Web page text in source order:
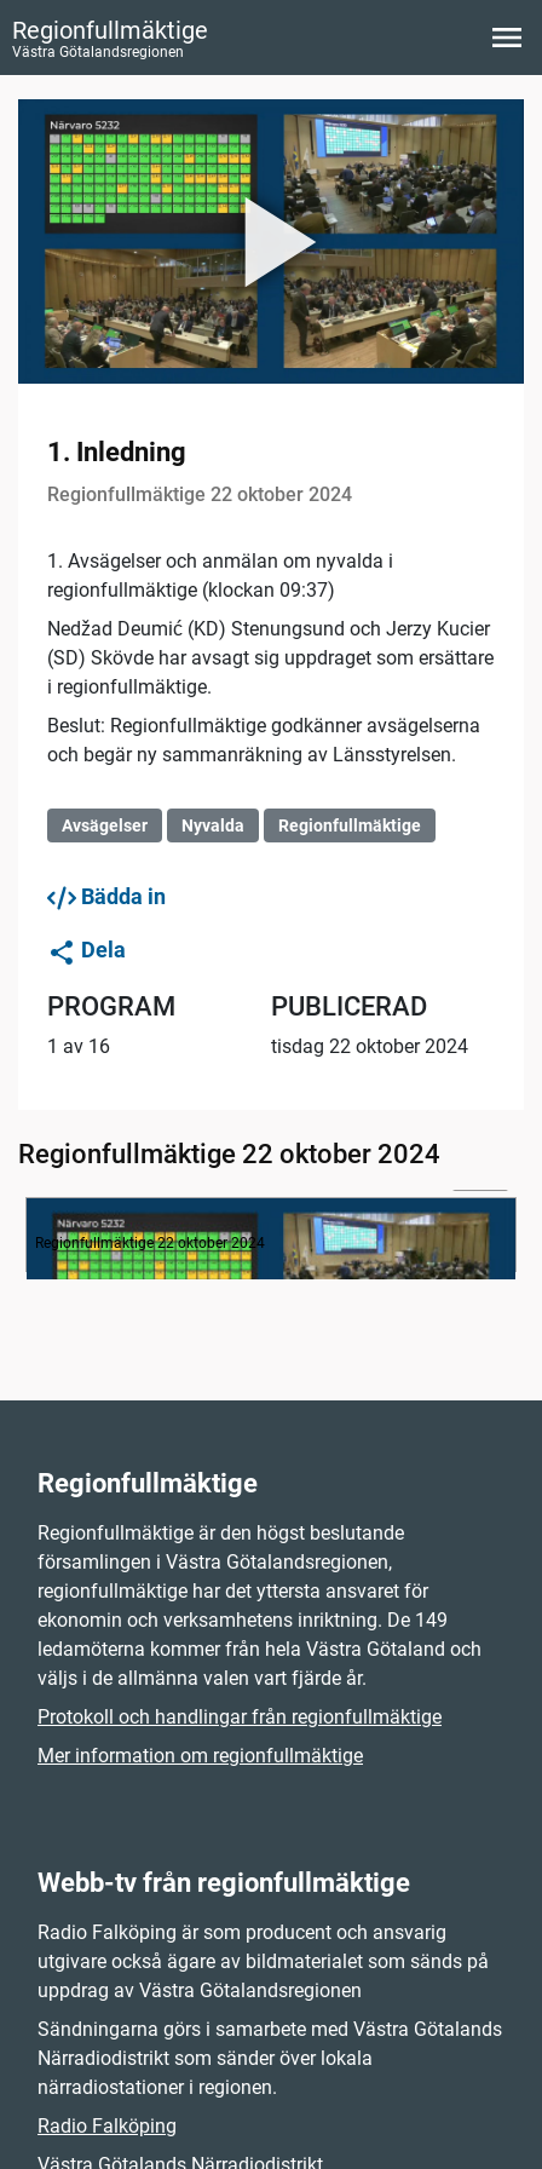
Regionfullmäktige
Västra Götalandsregionen
1. Inledning
Regionfullmäktige 22 oktober 2024
1. Avsägelser och anmälan om nyvalda i
regionfullmäktige (klockan 09:37)
Nedžad Deumić (KD) Stenungsund och Jerzy Kucier
(SD) Skövde har avsagt sig uppdraget som ersättare
i regionfullmäktige.
Beslut: Regionfullmäktige godkänner avsägelserna
och begär ny sammanräkning av Länsstyrelsen.
Avsägelser Nyvalda Regionfullmäktige
Bädda in
Dela
PROGRAM
1 av 16
PUBLICERAD
tisdag 22 oktober 2024
Regionfullmäktige 22 oktober 2024
1. Inledning
Regionfullmäktige 22 oktober 2024
Regionfullmäktige
Regionfullmäktige är den högst beslutande
församlingen i Västra Götalandsregionen,
regionfullmäktige har det yttersta ansvaret för
ekonomin och verksamhetens inriktning. De 149
ledamöterna kommer från hela Västra Götaland och
väljs i de allmänna valen vart fjärde år.
Protokoll och handlingar från regionfullmäktige
Mer information om regionfullmäktige
Webb-tv från regionfullmäktige
Radio Falköping är som producent och ansvarig
utgivare också ägare av bildmaterialet som sänds på
uppdrag av Västra Götalandsregionen
Sändningarna görs i samarbete med Västra Götalands
Närradiodistrikt som sänder över lokala
närradiostationer i regionen.
Radio Falköping